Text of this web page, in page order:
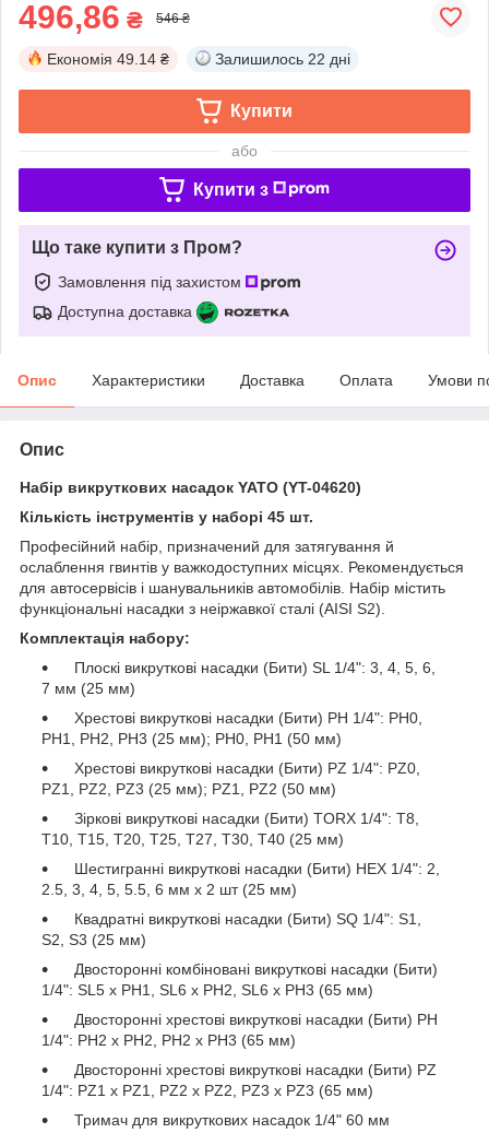
496,86 ₴ 546 ₴
Економія 49.14 ₴ Залишилось 22 дні
Купити
або
Купити з
Що таке купити з Пром?
Замовлення під захистом
Доступна доставка
Опис Характеристики Доставка Оплата Умови
Опис
Набір викруткових насадок YATO (YT-04620)
Кількість інструментів у наборі 45 шт.
Професійний набір, призначений для затягування й
ослаблення гвинтів у важкодоступних місцях. Рекомендується
для автосервісів і шанувальників автомобілів. Набір містить
функціональні насадки з неіржавкої сталі (AISI S2).
Комплектація набору:
Плоскі викруткові насадки (Бити) SL 1/4": 3, 4, 5, 6,
7 мм (25 мм)
Хрестові викруткові насадки (Бити) PH 1/4": PH0,
PH1, PH2, PH3 (25 мм); PH0, PH1 (50 мм)
Хрестові викруткові насадки (Бити) PZ 1/4": PZ0,
PZ1, PZ2, PZ3 (25 мм); PZ1, PZ2 (50 мм)
Зіркові викруткові насадки (Бити) TORX 1/4": T8,
T10, T15, T20, T25, T27, T30, T40 (25 мм)
Шестигранні викруткові насадки (Бити) HEX 1/4": 2,
2.5, 3, 4, 5, 5.5, 6 мм х 2 шт (25 мм)
Квадратні викруткові насадки (Бити) SQ 1/4": S1,
S2, S3 (25 мм)
Двосторонні комбіновані викруткові насадки (Бити)
1/4": SL5 x PH1, SL6 x PH2, SL6 x PH3 (65 мм)
Двосторонні хрестові викруткові насадки (Бити) PH
1/4": PH2 x PH2, PH2 x PH3 (65 мм)
Двосторонні хрестові викруткові насадки (Бити) PZ
1/4": PZ1 x PZ1, PZ2 x PZ2, PZ3 x PZ3 (65 мм)
Тримач для викруткових насадок 1/4" 60 мм